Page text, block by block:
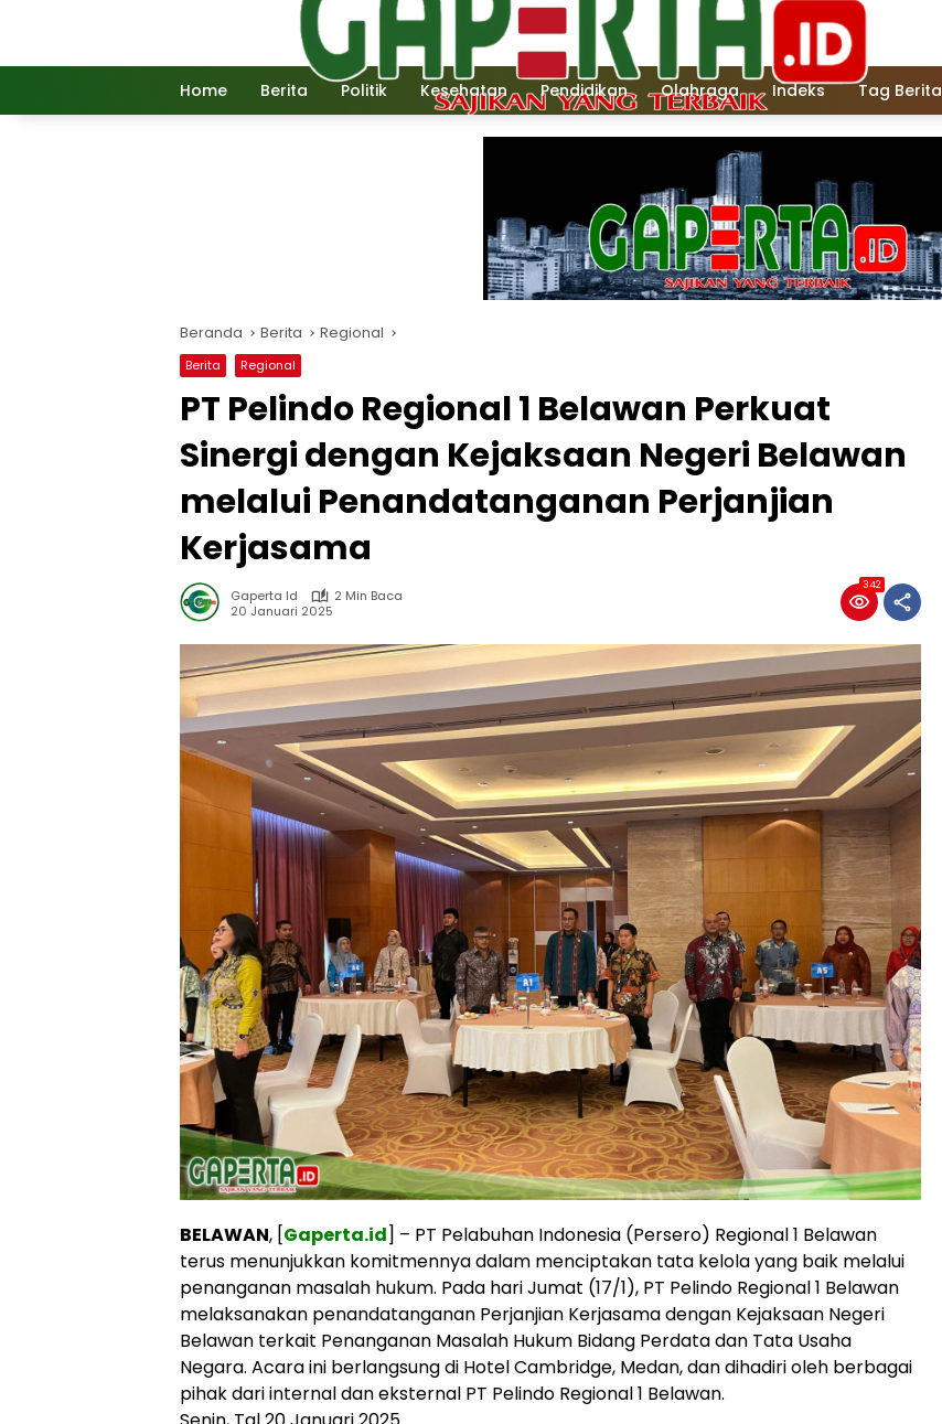
Home Berita Politik Kesehatan Pendidikan Olahraga Indeks Tag Berita
Beranda Berita Regional
Berita Regional
PT Pelindo Regional 1 Belawan Perkuat
Sinergi dengan Kejaksaan Negeri Belawan
melalui Penandatanganan Perjanjian
Kerjasama
Gaperta Id
2 Min Baca
20 Januari 2025
342
BELAWAN, [Gaperta.id] – PT Pelabuhan Indonesia (Persero) Regional 1 Belawan
terus menunjukkan komitmennya dalam menciptakan tata kelola yang baik melalui
penanganan masalah hukum. Pada hari Jumat (17/1), PT Pelindo Regional 1 Belawan
melaksanakan penandatanganan Perjanjian Kerjasama dengan Kejaksaan Negeri
Belawan terkait Penanganan Masalah Hukum Bidang Perdata dan Tata Usaha
Negara. Acara ini berlangsung di Hotel Cambridge, Medan, dan dihadiri oleh berbagai
pihak dari internal dan eksternal PT Pelindo Regional 1 Belawan.